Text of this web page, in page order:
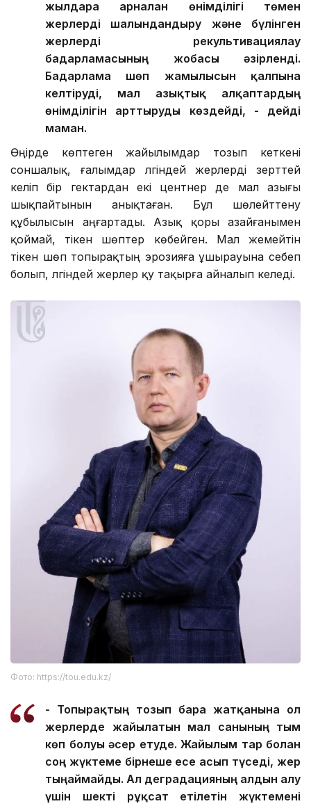
жылдарға арналған өнімділігі төмен
жерлерді шалғындандыру және бүлінген
жерлерді рекультивациялау
бағдарламасының жобасы әзірленді.
Бағдарлама шөп жамылғысын қалпына
келтіруді, мал азықтық алқаптардың
өнімділігін арттыруды көздейді, - дейді
маман.
Өңірде көптеген жайылымдар тозып кеткені
соншалық, ғалымдар әлгіндей жерлерді зерттей
келіп бір гектардан екі центнер де мал азығы
шықпайтынын анықтаған. Бұл шөлейттену
құбылысын аңғартады. Азық қоры азайғанымен
қоймай, тікен шөптер көбейген. Мал жемейтін
тікен шөп топырақтың эрозияға ұшырауына себеп
болып, әлгіндей жерлер қу тақырға айналып келеді.
Фото: https://tou.edu.kz/
- Топырақтың тозып бара жатқанына ол
жерлерде жайылатын мал санының тым
көп болуы әсер етуде. Жайылым тар болған
соң жүктеме бірнеше есе асып түседі, жер
тыңаймайды. Ал деградацияның алдын алу
үшін шекті рұқсат етілетін жүктемені